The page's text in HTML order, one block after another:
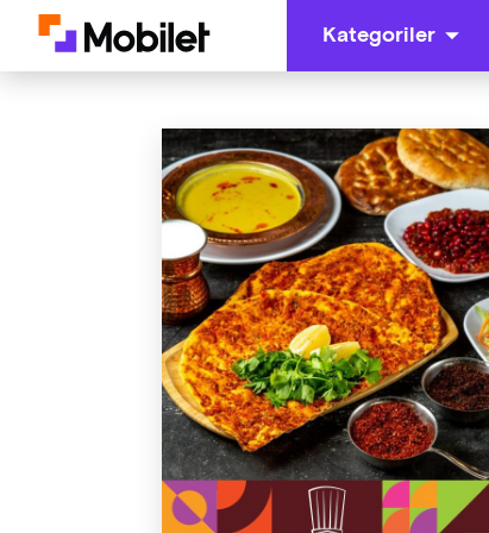
Kategoriler